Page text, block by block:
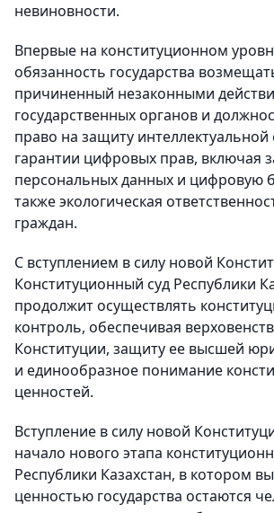
невиновности.
Впервые на конституционном
обязанность государства
причиненный незаконными
государственных органов и
право на защиту интеллектуальной
гарантии цифровых прав, включая
персональных данных и цифровую
также экологическая
граждан.
С вступлением в силу новой
Конституционный суд Республики
продолжит осуществлять
контроль, обеспечивая
Конституции, защиту ее высшей
и единообразное понимание
ценностей.
Вступление в силу новой
начало нового этапа
Республики Казахстан, в котором
ценностью государства остаются